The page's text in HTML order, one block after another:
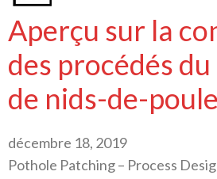
Aperçu sur la
des procédés
de nids-de-
décembre 18, 2019
Pothole Patching – Process